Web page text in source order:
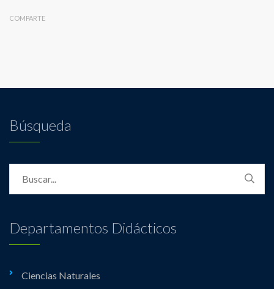
COMPARTE
Búsqueda
Departamentos Didácticos
Ciencias Naturales